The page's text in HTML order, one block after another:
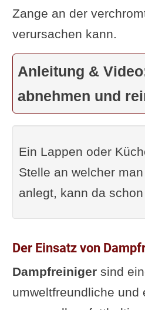
Zange an der
verursachen kann.
Anleitung &
abnehmen und
Ein Lappen oder
Stelle an welcher
anlegt, kann da
Der Einsatz von
Dampfreinigersind
umweltfreundliche und